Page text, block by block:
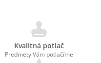
Kvalitná potlač
Predmety Vám potlačíme